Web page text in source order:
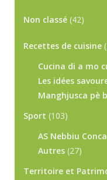
Non classé (42)
Recettes de cuisine
Cucina di a mo
Les idées
Manghjusca pè
Sport (103)
AS Nebbiu
Autres (27)
Territoire et